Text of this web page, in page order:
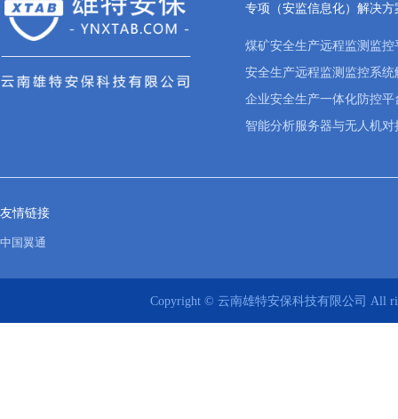
专项（安监信息化）解决方
煤矿安全生产远程监测监
安全生产远程监测监控系统
企业安全生产一体化防控平
智能分析服务器与无人机
友情链接
中国翼通
Copyright © 云南雄特安保科技有限公司 All